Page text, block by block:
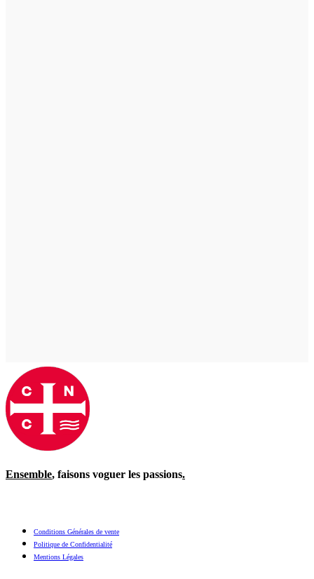
Ensemble, faisons voguer les passions.
Conditions Générales de vente
Politique de Confidentialité
Mentions Légales